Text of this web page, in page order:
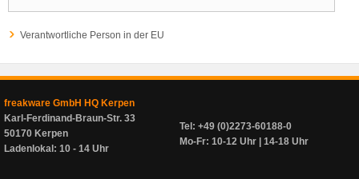
Verantwortliche Person in der EU
freakware GmbH HQ Kerpen
Karl-Ferdinand-Braun-Str. 33
50170 Kerpen
Ladenlokal: 10 - 14 Uhr
Tel: +49 (0)2273-60188-0
Mo-Fr: 10-12 Uhr | 14-18 Uhr